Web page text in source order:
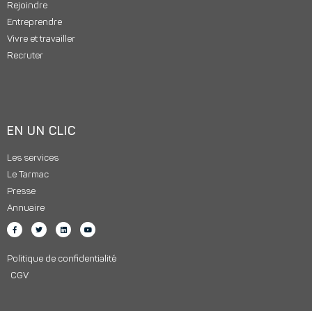
Rejoindre
Entreprendre
Vivre et travailler
Recruter
EN UN CLIC
Les services
Le Tarmac
Presse
Annuaire
Politique de confidentialité
CGV